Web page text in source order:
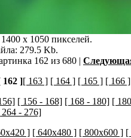
x 1050 пикселей.
279.5 Kb.
162 из 680 |
162 ][ 163 ] [ 164 ] [ 165 ] [ 166 ]
[ 156 - 168] [ 168 - 180] [
264 - 276]
] [ 640x480 ] [ 800x600 ] [